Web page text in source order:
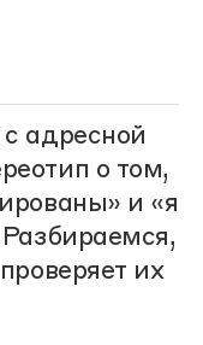
адресной
о том,
и «я
их